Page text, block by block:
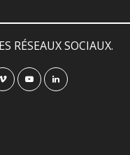
RÉSEAUX SOCIAUX.